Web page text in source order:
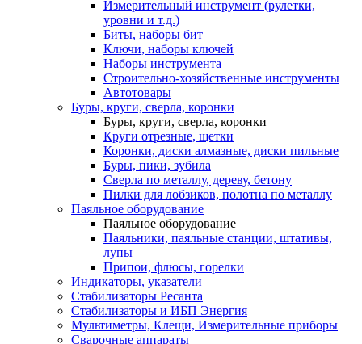
Измерительный инструмент (рулетки,
уровни и т.д.)
Биты, наборы бит
Ключи, наборы ключей
Наборы инструмента
Строительно-хозяйственные инструменты
Автотовары
Буры, круги, сверла, коронки
Буры, круги, сверла, коронки
Круги отрезные, щетки
Коронки, диски алмазные, диски пильные
Буры, пики, зубила
Сверла по металлу, дереву, бетону
Пилки для лобзиков, полотна по металлу
Паяльное оборудование
Паяльное оборудование
Паяльники, паяльные станции, штативы,
лупы
Припои, флюсы, горелки
Индикаторы, указатели
Стабилизаторы Ресанта
Стабилизаторы и ИБП Энергия
Мультиметры, Клещи, Измерительные приборы
Сварочные аппараты